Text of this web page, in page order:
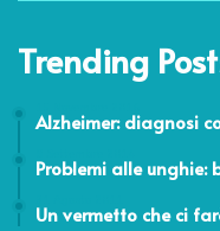
Trending
Alzheimer: diagnosi
Problemi alle
Un vermetto che ci